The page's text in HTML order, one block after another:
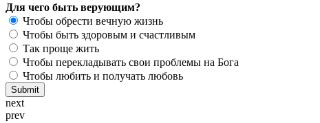
Для чего быть верующим?
Чтобы обрести вечную жизнь
Чтобы быть здоровым и счастливым
Так проще жить
Чтобы перекладывать свои проблемы на Бога
Чтобы любить и получать любовь
next
prev